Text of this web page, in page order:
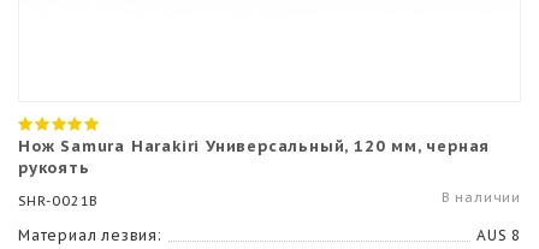
Нож Samura Harakiri Универсальный, 120 мм, черная
рукоять
SHR-0021B В наличии
Материал лезвия:
AUS 8